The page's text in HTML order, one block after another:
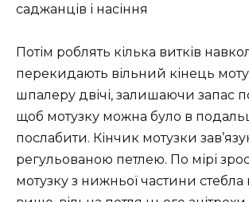
саджанців і насіння
Потім роблять кілька витків
перекидають вільний кінець
шпалеру двічі, залишаючи запас
щоб мотузку можна було в
послабити. Кінчик мотузки
регульованою петлею. По мірі
мотузку з нижньої частини